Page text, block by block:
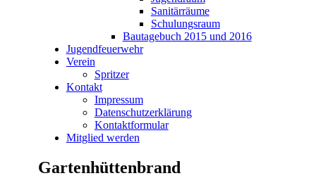
Sanitärräume
Schulungsraum
Bautagebuch 2015 und 2016
Jugendfeuerwehr
Verein
Spritzer
Kontakt
Impressum
Datenschutzerklärung
Kontaktformular
Mitglied werden
Gartenhüttenbrand